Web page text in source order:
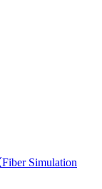
Simulation